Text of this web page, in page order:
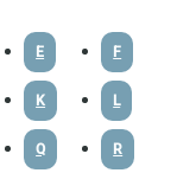
E F
K L
Q R